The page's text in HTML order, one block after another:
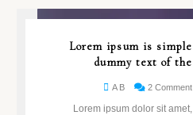
26
Lorem ipsum is simple
dummy text of the
A B 2 Comment
Lorem ipsum dolor sit amet,